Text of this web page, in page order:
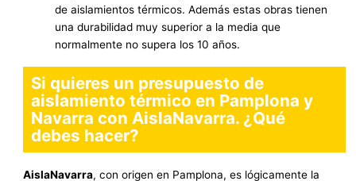
de aislamientos térmicos. Además estas obras tienen
una durabilidad muy superior a la media que
normalmente no supera los 10 años.
Si quieres un presupuesto de
aislamiento térmico en Pamplona y
Navarra con AislaNavarra. ¿Qué
debes hacer?
AislaNavarra, con origen en Pamplona, ​​es lógicamente la